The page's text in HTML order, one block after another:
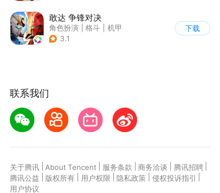
敢达 争锋对决
角色扮演 格斗
机甲
| 敢达
3.1
下载
联系我们
关于腾讯 About Tencent 服务条款 商务洽谈 腾讯招聘
腾讯公益
版权所有 用户权限 隐私政策 侵权投诉指引
用户协议